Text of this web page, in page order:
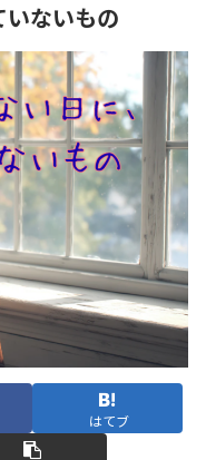
ないもの
はてブ